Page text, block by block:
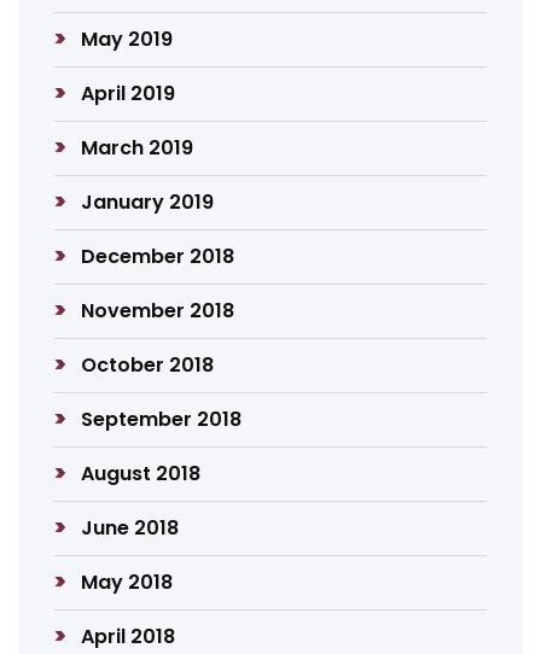
May 2019
April 2019
March 2019
January 2019
December 2018
November 2018
October 2018
September 2018
August 2018
June 2018
May 2018
April 2018